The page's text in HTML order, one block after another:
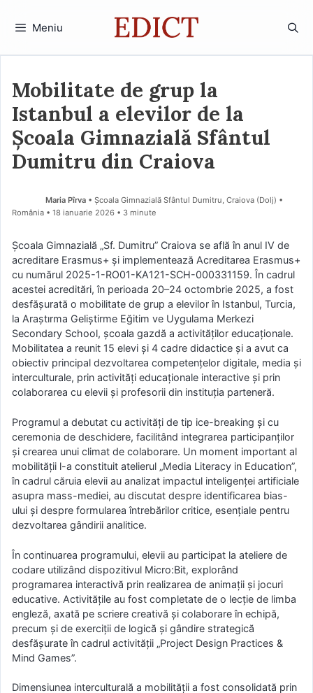
Meniu
Mobilitate de grup la
Istanbul a elevilor de la
Școala Gimnazială Sfântul
Dumitru din Craiova
Maria Pîrva • Școala Gimnazială Sfântul Dumitru, Craiova (Dolj) •
România
18 ianuarie 2026 • 3 minute
Școala Gimnazială „Sf. Dumitru” Craiova se află în anul IV de
acreditare Erasmus+ și implementează Acreditarea Erasmus+
cu numărul 2025-1-RO01-KA121-SCH-000331159. În cadrul
acestei acreditări, în perioada 20–24 octombrie 2025, a fost
desfășurată o mobilitate de grup a elevilor în Istanbul, Turcia,
la Araştırma Geliştirme Eğitim ve Uygulama Merkezi
Secondary School, școala gazdă a activităților educaționale.
Mobilitatea a reunit 15 elevi și 4 cadre didactice și a avut ca
obiectiv principal dezvoltarea competențelor digitale, media și
interculturale, prin activități educaționale interactive și prin
colaborarea cu elevii și profesorii din instituția parteneră.
Programul a debutat cu activități de tip ice-breaking și cu
ceremonia de deschidere, facilitând integrarea participanților
și crearea unui climat de colaborare. Un moment important al
mobilității l-a constituit atelierul „Media Literacy in Education”,
în cadrul căruia elevii au analizat impactul inteligenței artificiale
asupra mass-mediei, au discutat despre identificarea bias-
ului și despre formularea întrebărilor critice, esențiale pentru
dezvoltarea gândirii analitice.
În continuarea programului, elevii au participat la ateliere de
codare utilizând dispozitivul Micro:Bit, explorând
programarea interactivă prin realizarea de animații și jocuri
educative. Activitățile au fost completate de o lecție de limba
engleză, axată pe scriere creativă și colaborare în echipă,
precum și de exerciții de logică și gândire strategică
desfășurate în cadrul activității „Project Design Practices &
Mind Games”.
Dimensiunea interculturală a mobilității a fost consolidată prin